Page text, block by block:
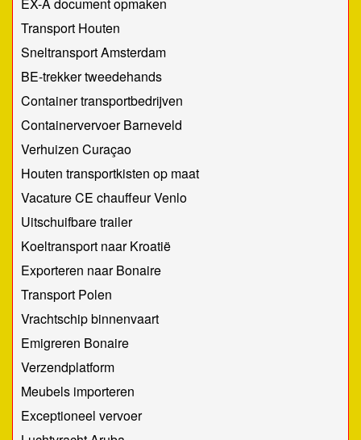
EX-A document opmaken
Transport Houten
Sneltransport Amsterdam
BE-trekker tweedehands
Container transportbedrijven
Containervervoer Barneveld
Verhuizen Curaçao
Houten transportkisten op maat
Vacature CE chauffeur Venlo
Uitschuifbare trailer
Koeltransport naar Kroatië
Exporteren naar Bonaire
Transport Polen
Vrachtschip binnenvaart
Emigreren Bonaire
Verzendplatform
Meubels importeren
Exceptioneel vervoer